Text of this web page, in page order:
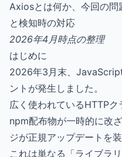
Axiosとは何か、今回の
と検知時の対応
2026年4月時点の整理
はじめに
2026年3月末、
ントが発生しました。
広く使われているHTTPク
npm配布物が一時的に改
ジが正規アップデートを
これは単なる「ライブラ